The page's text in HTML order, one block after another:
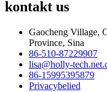
kontakt us
Gaocheng Village,
Province, Sina
86-510-87229907
lisa@holly-
86-15995395879
Privacybelied